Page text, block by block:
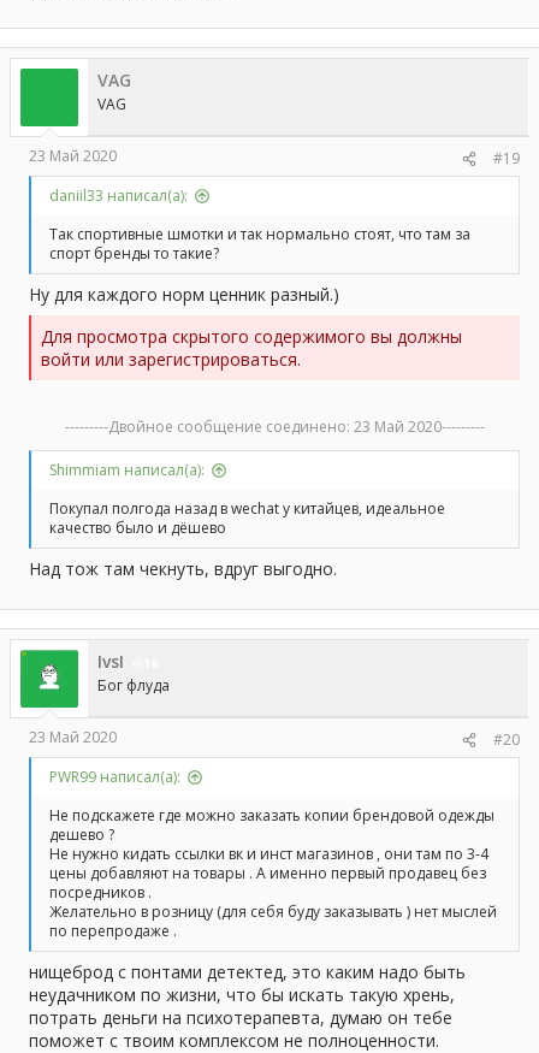
VAG
VAG
23 Май 2020
#19
daniil33 написал(а):
Так спортивные шмотки и так нормально стоят, что там за
спорт бренды то такие?
Ну для каждого норм ценник разный.)
Для просмотра скрытого содержимого вы должны
войти или зарегистрироваться.
---------Двойное сообщение соединено: 23 Май 2020---------
Shimmiam написал(а):
Покупал полгода назад в wechat у китайцев, идеальное
качество было и дёшево
Над тож там чекнуть, вдруг выгодно.
IvsI
Бог флуда
23 Май 2020
#20
PWR99 написал(а):
Не подскажете где можно заказать копии брендовой одежды
дешево ?
Не нужно кидать ссылки вк и инст магазинов , они там по 3-4
цены добавляют на товары . А именно первый продавец без
посредников .
Желательно в розницу (для себя буду заказывать ) нет мыслей
по перепродаже .
нищеброд с понтами детектед, это каким надо быть
неудачником по жизни, что бы искать такую хрень,
потрать деньги на психотерапевта, думаю он тебе
поможет с твоим комплексом не полноценности.